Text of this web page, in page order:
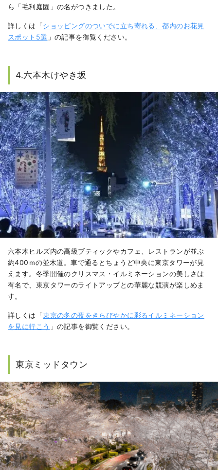
ら「毛利庭園」の名がつきました。
詳しくは「ショッピングのついでに立ち寄れる、都内のお花見
スポット5選 」の記事を御覧ください。
4.六本木けやき坂
六本木ヒルズ内の高級ブティックやカフェ、レストランが並ぶ
約400ｍの並木道。車で通るとちょうど中央に東京タワーが見
えます。冬季開催のクリスマス・イルミネーションの美しさは
有名で、東京タワーのライトアップとの華麗な競演が楽しめま
す。
詳しくは「東京の冬の夜をきらびやかに彩るイルミネーション
を見に行こう 」の記事を御覧ください。
東京ミッドタウン